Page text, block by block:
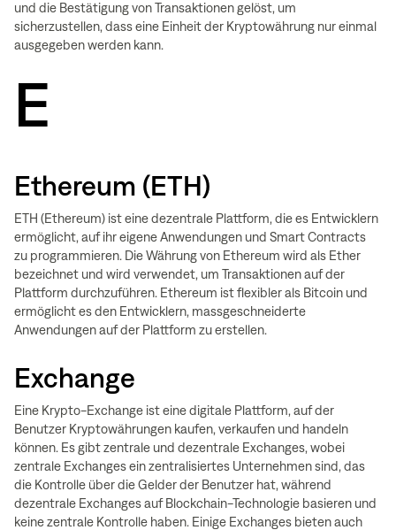
und die Bestätigung von Transaktionen gelöst, um
sicherzustellen, dass eine Einheit der Kryptowährung nur einmal
ausgegeben werden kann.
E
Ethereum (ETH)
ETH (Ethereum) ist eine dezentrale Plattform, die es Entwicklern
ermöglicht, auf ihr eigene Anwendungen und Smart Contracts
zu programmieren. Die Währung von Ethereum wird als Ether
bezeichnet und wird verwendet, um Transaktionen auf der
Plattform durchzuführen. Ethereum ist flexibler als Bitcoin und
ermöglicht es den Entwicklern, massgeschneiderte
Anwendungen auf der Plattform zu erstellen.
Exchange
Eine Krypto-Exchange ist eine digitale Plattform, auf der
Benutzer Kryptowährungen kaufen, verkaufen und handeln
können. Es gibt zentrale und dezentrale Exchanges, wobei
zentrale Exchanges ein zentralisiertes Unternehmen sind, das
die Kontrolle über die Gelder der Benutzer hat, während
dezentrale Exchanges auf Blockchain-Technologie basieren und
keine zentrale Kontrolle haben. Einige Exchanges bieten auch